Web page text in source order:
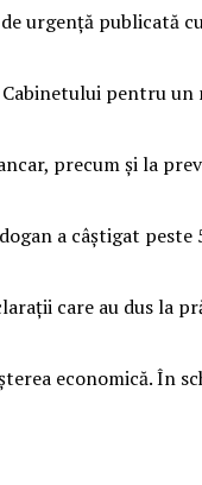
urgenţă publicată
pentru un
precum şi la
a câştigat peste
care au dus la
economică. În